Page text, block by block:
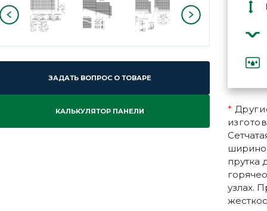
ЗАДАТЬ ВОПРОС О ТОВАРЕ
КАЛЬКУЛЯТОР ПАНЕЛИ *
прутка
узлах.